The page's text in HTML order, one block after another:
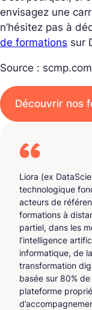
envisagez une
n’hésitez pas à
de formations sur
Source : scmp.com
Découvrir nos
Liora (ex
technologique
acteurs de
formations à
partiel, dans les
l’intelligence
informatique, de
transformation
basée sur 80%
plateforme